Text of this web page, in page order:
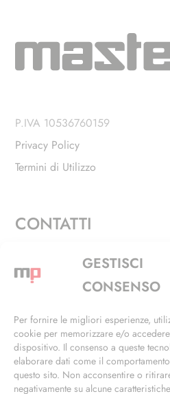
GESTISCI
CONSENSO
Per fornire le migliori esperienze,
cookie per memorizzare e/o
dispositivo. Il consenso a queste
elaborare dati come il
questo sito. Non acconsentire o
negativamente su alcune
P.IVA 10536760159
Privacy Policy
Termini di Utilizzo
CONTATTI
Via Alfieri, 27 - Trezzano
+39 02 4846 3155
info@masterphil.it